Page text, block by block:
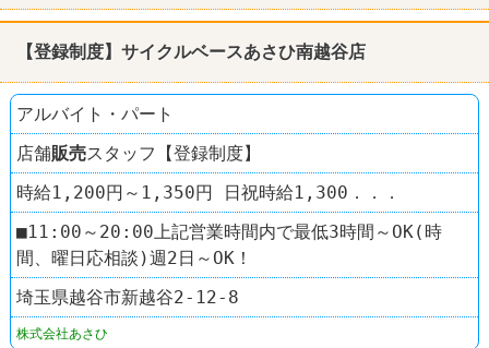
ファッション・コスメ その他小売店
スタディオクリップ
【登録制度】サイクルベースあさひ南越谷店
アルバイト・パート
店舗販売スタッフ【登録制度】
時給1,200円～1,350円 日祝時給1,300．．．
■11:00～20:00上記営業時間内で最低3時間～OK(時
間、曜日応相談)週2日～OK！
埼玉県越谷市新越谷2-12-8
株式会社あさひ